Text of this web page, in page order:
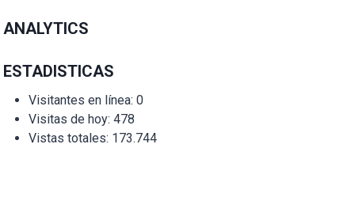
ANALYTICS
ESTADISTICAS
Visitantes en línea: 0
Visitas de hoy: 478
Vistas totales: 173.744